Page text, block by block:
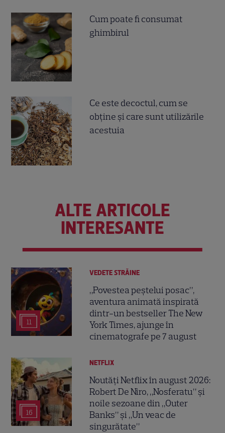
Cum poate fi consumat
ghimbirul
Ce este decoctul, cum se
obţine şi care sunt utilizările
acestuia
ALTE ARTICOLE
INTERESANTE
11
VEDETE STRĂINE
„Povestea peștelui posac”,
aventura animată inspirată
dintr-un bestseller The New
York Times, ajunge în
cinematografe pe 7 august
16
NETFLIX
Noutăți Netflix în august 2026:
Robert De Niro, „Nosferatu” și
noile sezoane din „Outer
Banks” și „Un veac de
singurătate”